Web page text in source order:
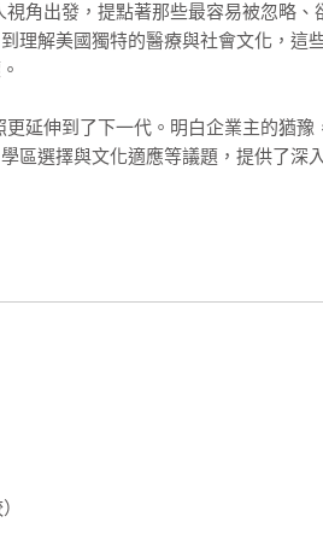
角出發，提點著那些最容易被忽略、
理解美國獨特的醫療與社會文化，這
延伸到了下一代。明白企業主的猶豫
區選擇與文化適應等議題，提供了深
你。